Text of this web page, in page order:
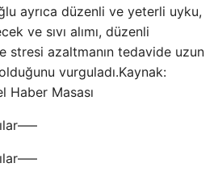
ayrıca düzenli ve yeterli uyku,
ve sıvı alımı, düzenli
stresi azaltmanın tedavide uzun
vurguladı.Kaynak:
Haber Masası